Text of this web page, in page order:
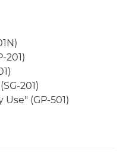
201)
201)
(GP-501)